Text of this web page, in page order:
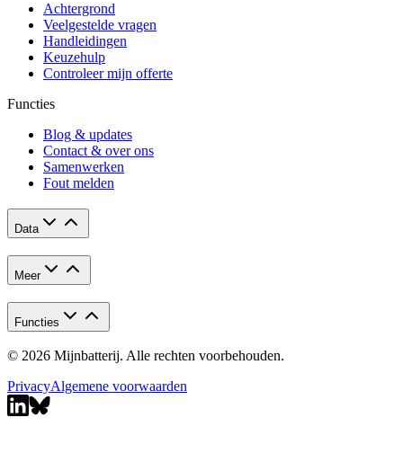
Achtergrond
Veelgestelde vragen
Handleidingen
Keuzehulp
Controleer mijn offerte
Functies
Blog & updates
Contact & over ons
Samenwerken
Fout melden
Data
Meer
Functies
© 2026 Mijnbatterij. Alle rechten voorbehouden.
PrivacyAlgemene voorwaarden